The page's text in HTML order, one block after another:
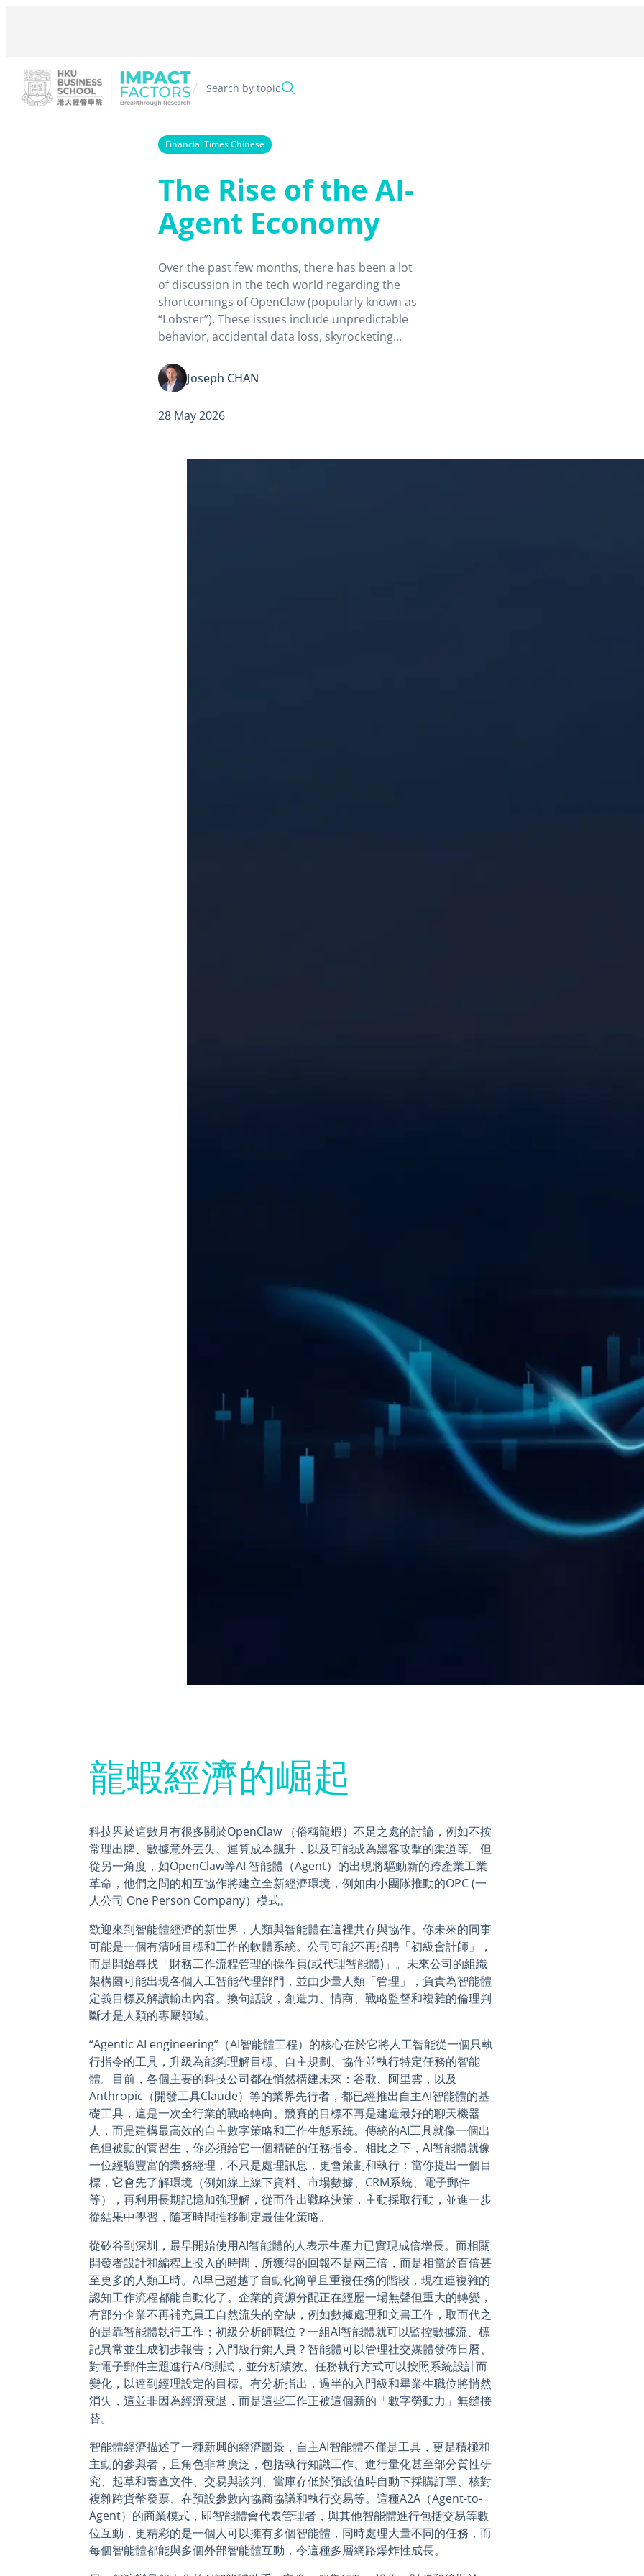
/ Search by topic
Financial Times Chinese
The Rise of the AI-
Agent Economy
Over the past few months, there has been a lot
of discussion in the tech world regarding the
shortcomings of OpenClaw (popularly known as
“Lobster”). These issues include unpredictable
behavior, accidental data loss, skyrocketing
channel for hacker attacks.
Joseph CHAN
28 May 2026
龍蝦經濟的崛起
科技界於這數月有很多關於OpenClaw （俗稱龍蝦）不足之處的討論，例如不按
常理出牌、數據意外丟失、運算成本飆升，以及可能成為黑客攻擊的渠道等。但
從另一角度，如OpenClaw等AI 智能體（Agent）的出現將驅動新的跨產業工業
革命，他們之間的相互協作將建立全新經濟環境，例如由小團隊推動的OPC (一
人公司 One Person Company）模式。
歡迎來到智能體經濟的新世界，人類與智能體在這裡共存與協作。你未來的同事
可能是一個有清晰目標和工作的軟體系統。公司可能不再招聘「初級會計師」，
而是開始尋找「財務工作流程管理的操作員(或代理智能體)」。未來公司的組織
架構圖可能出現各個人工智能代理部門，並由少量人類「管理」，負責為智能體
定義目標及解讀輸出內容。換句話說，創造力、情商、戰略監督和複雜的倫理判
斷才是人類的專屬領域。
“Agentic AI engineering”（AI智能體工程）的核心在於它將人工智能從一個只執
行指令的工具，升級為能夠理解目標、自主規劃、協作並執行特定任務的智能
體。目前，各個主要的科技公司都在悄然構建未來：谷歌、阿里雲，以及
Anthropic（開發工具Claude）等的業界先行者，都已經推出自主AI智能體的基
礎工具，這是一次全行業的戰略轉向。競賽的目標不再是建造最好的聊天機器
人，而是建構最高效的自主數字策略和工作生態系統。傳統的AI工具就像一個出
色但被動的實習生，你必須給它一個精確的任務指令。相比之下，AI智能體就像
一位經驗豐富的業務經理，不只是處理訊息，更會策劃和執行：當你提出一個目
標，它會先了解環境（例如線上線下資料、市場數據、CRM系統、電子郵件
等），再利用長期記憶加強理解，從而作出戰略決策，主動採取行動，並進一步
從結果中學習，隨著時間推移制定最佳化策略。
從矽谷到深圳，最早開始使用AI智能體的人表示生產力已實現成倍增長。而相關
開發者設計和編程上投入的時間，所獲得的回報不是兩三倍，而是相當於百倍甚
至更多的人類工時。AI早已超越了自動化簡單且重複任務的階段，現在連複雜的
認知工作流程都能自動化了。企業的資源分配正在經歷一場無聲但重大的轉變，
有部分企業不再補充員工自然流失的空缺，例如數據處理和文書工作，取而代之
的是靠智能體執行工作；初級分析師職位？一組AI智能體就可以監控數據流、標
記異常並生成初步報告；入門級行銷人員？智能體可以管理社交媒體發佈日曆、
對電子郵件主題進行A/B測試，並分析績效。任務執行方式可以按照系統設計而
變化，以達到經理設定的目標。有分析指出，過半的入門級和畢業生職位將悄然
消失，這並非因為經濟衰退，而是這些工作正被這個新的「數字勞動力」無縫接
替。
智能體經濟描述了一種新興的經濟圖景，自主AI智能體不僅是工具，更是積極和
主動的參與者，且角色非常廣泛，包括執行知識工作、進行量化甚至部分質性研
究、起草和審查文件、交易與談判、當庫存低於預設值時自動下採購訂單、核對
複雜跨貨幣發票、在預設參數內協商協議和執行交易等。這種A2A（Agent-to-
Agent）的商業模式，即智能體會代表管理者，與其他智能體進行包括交易等數
位互動，更精彩的是一個人可以擁有多個智能體，同時處理大量不同的任務，而
每個智能體都能與多個外部智能體互動，令這種多層網路爆炸性成長。